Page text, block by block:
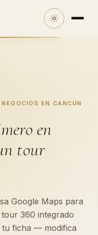
EN CANCÚN
en
tour
Google Maps para
360 integrado
tu ficha — modifica